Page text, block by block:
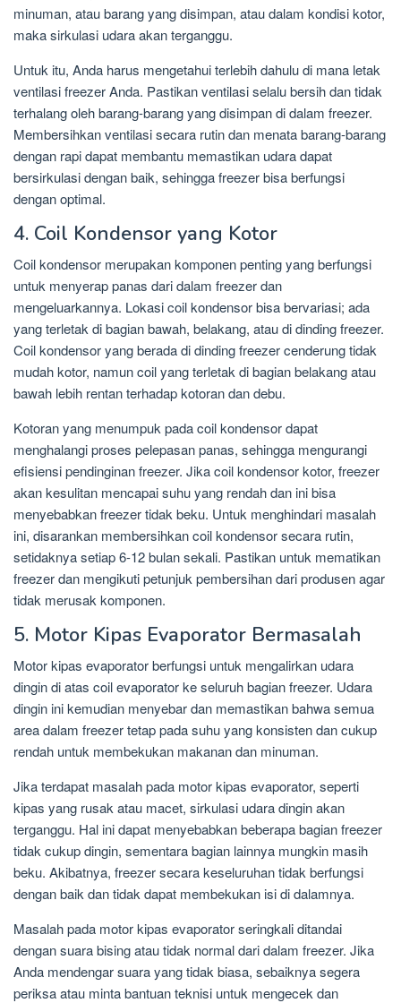
minuman, atau barang yang disimpan, atau dalam kondisi kotor,
maka sirkulasi udara akan terganggu.
Untuk itu, Anda harus mengetahui terlebih dahulu di mana letak
ventilasi freezer Anda. Pastikan ventilasi selalu bersih dan tidak
terhalang oleh barang-barang yang disimpan di dalam freezer.
Membersihkan ventilasi secara rutin dan menata barang-barang
dengan rapi dapat membantu memastikan udara dapat
bersirkulasi dengan baik, sehingga freezer bisa berfungsi
dengan optimal.
4. Coil Kondensor yang Kotor
Coil kondensor merupakan komponen penting yang berfungsi
untuk menyerap panas dari dalam freezer dan
mengeluarkannya. Lokasi coil kondensor bisa bervariasi; ada
yang terletak di bagian bawah, belakang, atau di dinding freezer.
Coil kondensor yang berada di dinding freezer cenderung tidak
mudah kotor, namun coil yang terletak di bagian belakang atau
bawah lebih rentan terhadap kotoran dan debu.
Kotoran yang menumpuk pada coil kondensor dapat
menghalangi proses pelepasan panas, sehingga mengurangi
efisiensi pendinginan freezer. Jika coil kondensor kotor, freezer
akan kesulitan mencapai suhu yang rendah dan ini bisa
menyebabkan freezer tidak beku. Untuk menghindari masalah
ini, disarankan membersihkan coil kondensor secara rutin,
setidaknya setiap 6-12 bulan sekali. Pastikan untuk mematikan
freezer dan mengikuti petunjuk pembersihan dari produsen agar
tidak merusak komponen.
5. Motor Kipas Evaporator Bermasalah
Motor kipas evaporator berfungsi untuk mengalirkan udara
dingin di atas coil evaporator ke seluruh bagian freezer. Udara
dingin ini kemudian menyebar dan memastikan bahwa semua
area dalam freezer tetap pada suhu yang konsisten dan cukup
rendah untuk membekukan makanan dan minuman.
Jika terdapat masalah pada motor kipas evaporator, seperti
kipas yang rusak atau macet, sirkulasi udara dingin akan
terganggu. Hal ini dapat menyebabkan beberapa bagian freezer
tidak cukup dingin, sementara bagian lainnya mungkin masih
beku. Akibatnya, freezer secara keseluruhan tidak berfungsi
dengan baik dan tidak dapat membekukan isi di dalamnya.
Masalah pada motor kipas evaporator seringkali ditandai
dengan suara bising atau tidak normal dari dalam freezer. Jika
Anda mendengar suara yang tidak biasa, sebaiknya segera
periksa atau minta bantuan teknisi untuk mengecek dan